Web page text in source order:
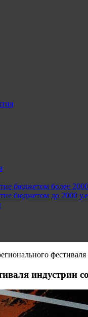
бюджетом более 2000
бюджетом до 2000